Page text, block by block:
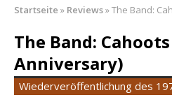
Colton Dawson
Country mit Herz
Carly Pearce
Vergleich mit
Ella Langley
Startseite » Reviews»The Band:
The Band:
Anniversary)
Wiederveröffentlichung des